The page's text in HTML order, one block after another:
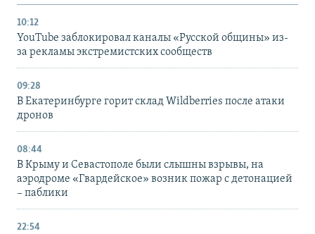
10:12
YouTube заблокировал каналы «Русской общины» из-
за рекламы экстремистских сообществ
09:28
В Екатеринбурге горит склад Wildberries после атаки
дронов
08:44
В Крыму и Севастополе были слышны взрывы, на
аэродроме «Гвардейское» возник пожар с детонацией
– паблики
22:54